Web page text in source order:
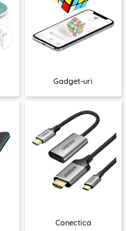
Gadget-uri
Conectica